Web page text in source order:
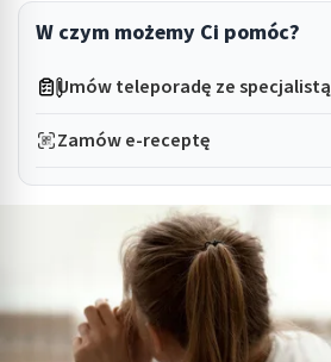
W czym możemy Ci pomóc?
Umów teleporadę ze specjalistą
Zamów e-receptę